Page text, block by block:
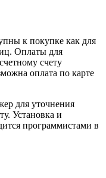
к покупке как для
Оплаты для
счету
оплата по карте
для уточнения
Установка и
программистами в